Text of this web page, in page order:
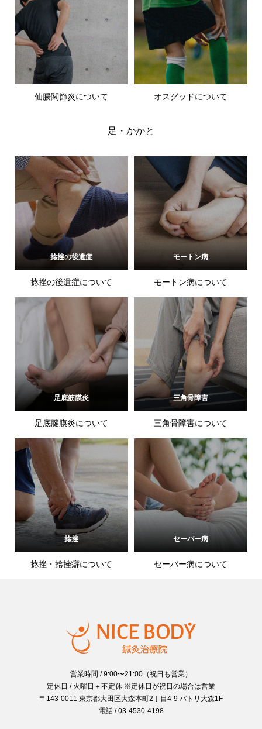
仙腸関節炎について オスグッドについて
足・かかと
捻挫の後遺症
捻挫の後遺症について
モートン病
モートン病について
足底筋膜炎
足底腱膜炎について
三角骨障害
三角骨障害について
捻挫
捻挫・捻挫癖について
セーバー病
セーバー病について
営業時間 / 9:00〜21:00（祝日も営業）
定休日 / 火曜日＋不定休 ※定休日が祝日の場合は営業
〒143-0011 東京都大田区大森本町2丁目4-9 パトリ大森1F
電話 / 03-4530-4198